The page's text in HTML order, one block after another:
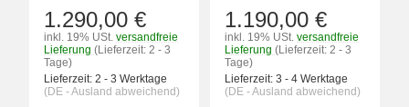
1.290,00 €
inkl. 19% USt. versandfreie
Lieferung (Lieferzeit: 2 - 3
Tage)
Lieferzeit: 2 - 3 Werktage
(DE - Ausland abweichend)
1.190,00 €
inkl. 19% USt. versandfreie
Lieferung (Lieferzeit: 2 - 3
Tage)
Lieferzeit: 3 - 4 Werktage
(DE - Ausland abweichend)